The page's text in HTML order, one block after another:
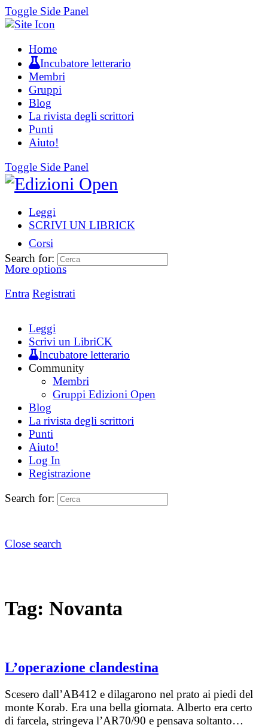
Toggle Side Panel
Home
Incubatore letterario
Membri
Gruppi
Blog
La rivista degli scrittori
Punti
Aiuto!
Toggle Side Panel
Leggi
SCRIVI UN LIBRICK
Corsi
More options
Entra Registrati
Search for:
Leggi
Scrivi un LibriCK
Incubatore letterario
Community
Membri
Gruppi Edizioni Open
Blog
La rivista degli scrittori
Punti
Aiuto!
Log In
Registrazione
Search for:
Close search
Tag: Novanta
L’operazione clandestina
Scesero dall’AB412 e dilagarono nel prato ai piedi del
monte Korab. Era una bella giornata. Alberto era certo
di farcela, stringeva l’AR70/90 e pensava soltanto…